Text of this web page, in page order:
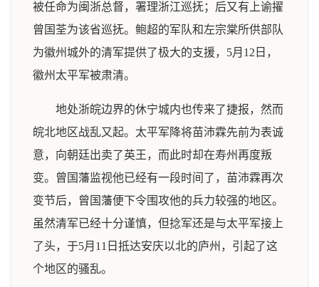
被任命为闽浙总督，署理浙江巡抚；后又有上谕擢
曾国荃为该省巡抚。鲍超的军队和左宗棠所供部队
为徽州城外的清军提供了极大的支援，5月12日，
徽州太平军被肃清。
地处浙皖边界的休宁城内也传来了捷报，然而
皖北地区战乱又起。太平军降将苗沛霖先前为表诚
意，向朝廷出卖了英王，而此时却在寿州再度叛
变。曾国藩监视他已经有一段时间了，苗沛霖再次
变节后，曾国藩便下令围攻他的兵力较强的地区。
虽然清军已经十分谨慎，但捻军还是与太平军接上
了头，于5月11日抵达安庆以北的庐州，引起了这
个地区的骚乱。